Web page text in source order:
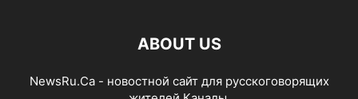
ABOUT US
NewsRu.Ca - новостной сайт для русскоговорящих